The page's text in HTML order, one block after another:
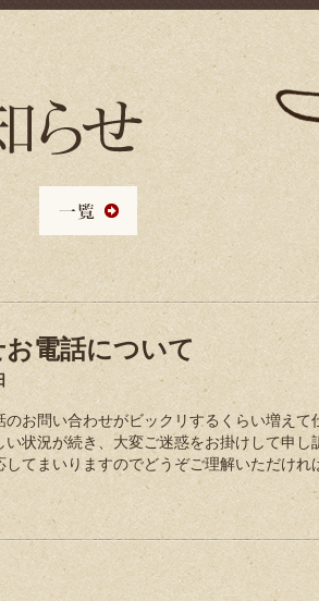
電話について
のお問い合わせがビックリするくらい増え
い状況が続き、大変ご迷惑をお掛けして申し
してまいりますのでどうぞご理解いただけれ